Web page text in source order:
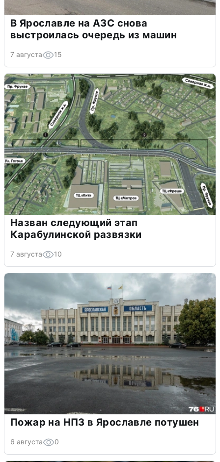
В Ярославле на АЗС снова
выстроилась очередь из машин
7 августа 15
Назван следующий этап
Карабулинской развязки
7 августа 10
Пожар на НПЗ в Ярославле потушен
6 августа 0